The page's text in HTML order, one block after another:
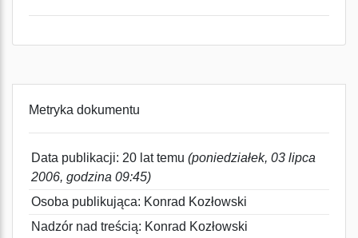
Metryka dokumentu
Data publikacji: 20 lat temu (poniedziałek, 03 lipca
2006, godzina 09:45)
Osoba publikująca: Konrad Kozłowski
Nadzór nad treścią: Konrad Kozłowski